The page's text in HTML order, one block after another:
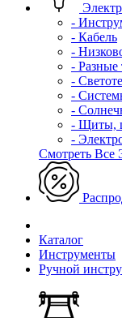
-
- Кабель
-
- Разные
-
-
-
- Щиты,
-
Смотреть Все
Каталог
Инструменты
Ручной